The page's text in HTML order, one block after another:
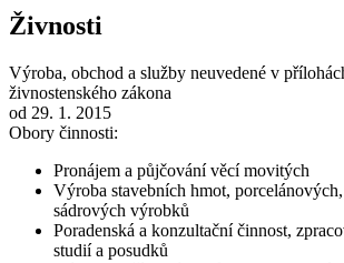
Živnosti
Výroba, obchod a služby neuvedené v
živnostenského zákona
od 29. 1. 2015
Obory činnosti:
Pronájem a půjčování věcí movitých
Výroba stavebních hmot,
sádrových výrobků
Poradenská a konzultační činnost,
studií a posudků